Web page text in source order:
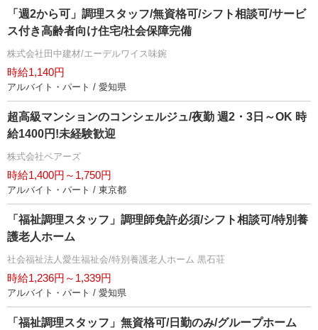
「週2から可」調理スタッフ/無資格可/シフト相談可/サービ
ス付き高齢者向け住宅/社会保障完備
株式会社田中建材/エーデルワイス味鋺
時給1,140円
アルバイト・パート / 愛知県
超高級マンションのコンシェルジュ/夜勤 週2・3日～OK 時
給1400円!未経験歓迎
株式会社ベアーズ
時給1,400円～1,750円
アルバイト・パート / 東京都
「福祉調理スタッフ」調理師免許必須/シフト相談可/特別養
護老人ホーム
社会福祉法人愛生福祉会/特別養護老人ホーム 黒石荘
時給1,236円～1,339円
アルバイト・パート / 愛知県
「福祉調理スタッフ」無資格可/日勤のみ/グループホーム